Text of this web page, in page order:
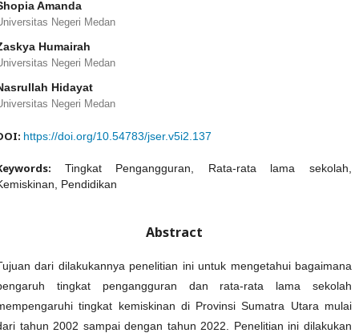
Amanda
Negeri Medan
Humairah
Negeri Medan
Hidayat
Negeri Medan
https://doi.org/10.54783/jser.v5i2.137
Tingkat Pengangguran, Rata-rata lama sekolah,
Pendidikan
Abstract
dari dilakukannya penelitian ini untuk mengetahui bagaimana
tingkat pengangguran dan rata-rata lama sekolah
tingkat kemiskinan di Provinsi Sumatra Utara mulai
tahun 2002 sampai dengan tahun 2022. Penelitian ini dilakukan